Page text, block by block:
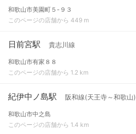
和歌山市美園町５-９３
このページの店舗から 449 m
日前宮駅 貴志川線
和歌山市有家８８
このページの店舗から 1.2 km
紀伊中ノ島駅 阪和線(天王寺～和歌山)
和歌山市中之島
このページの店舗から 1.4 km